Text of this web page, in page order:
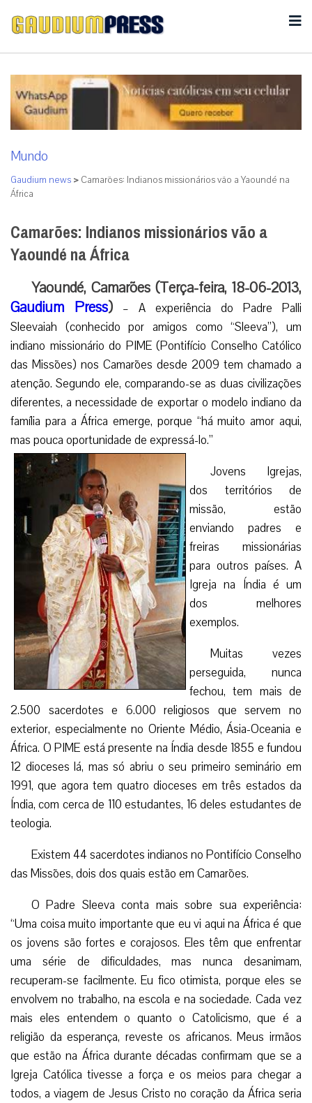
Mundo
Gaudium news > Camarões: Indianos missionários vão a Yaoundé na
África
Camarões: Indianos missionários vão a
Yaoundé na África
Yaoundé, Camarões (Terça-feira, 18-06-2013,
Gaudium Press) – A experiência do Padre Palli
Sleevaiah (conhecido por amigos como “Sleeva”), um
indiano missionário do PIME (Pontifício Conselho Católico
das Missões) nos Camarões desde 2009 tem chamado a
atenção. Segundo ele, comparando-se as duas civilizações
diferentes, a necessidade de exportar o modelo indiano da
família para a África emerge, porque “há muito amor aqui,
mas pouca oportunidade de expressá-lo.”
Jovens Igrejas,
dos territórios de
missão, estão
enviando padres e
freiras missionárias
para outros países. A
Igreja na Índia é um
dos melhores
exemplos.
Muitas vezes
perseguida, nunca
fechou, tem mais de
2.500 sacerdotes e 6.000 religiosos que servem no
exterior, especialmente no Oriente Médio, Ásia-Oceania e
África. O PIME está presente na Índia desde 1855 e fundou
12 dioceses lá, mas só abriu o seu primeiro seminário em
1991, que agora tem quatro dioceses em três estados da
Índia, com cerca de 110 estudantes, 16 deles estudantes de
teologia.
Existem 44 sacerdotes indianos no Pontifício Conselho
das Missões, dois dos quais estão em Camarões.
O Padre Sleeva conta mais sobre sua experiência:
“Uma coisa muito importante que eu vi aqui na África é que
os jovens são fortes e corajosos. Eles têm que enfrentar
uma série de dificuldades, mas nunca desanimam,
recuperam-se facilmente. Eu fico otimista, porque eles se
envolvem no trabalho, na escola e na sociedade. Cada vez
mais eles entendem o quanto o Catolicismo, que é a
religião da esperança, reveste os africanos. Meus irmãos
que estão na África durante décadas confirmam que se a
Igreja Católica tivesse a força e os meios para chegar a
todos, a viagem de Jesus Cristo no coração da África seria